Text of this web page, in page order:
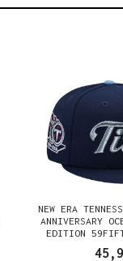
NEW ERA
ANNIVERSARY
EDITION